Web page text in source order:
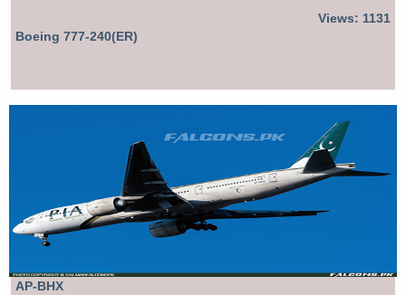
Views: 1131
Boeing 777-240(ER)
AP-BHX